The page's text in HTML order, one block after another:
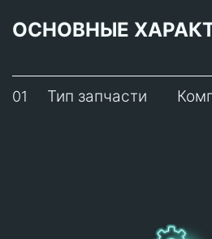
ОСНОВНЫЕ
01 Тип запчасти